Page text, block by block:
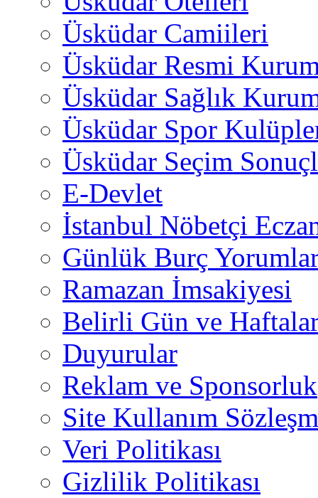
Üsküdar Camiileri
Üsküdar Resmi
Üsküdar Sağlık
Üsküdar Spor
Üsküdar Seçim
E-Devlet
İstanbul Nöbetçi
Günlük Burç
Ramazan İmsakiyesi
Belirli Gün ve
Duyurular
Reklam ve Sponsorluk
Site Kullanım
Veri Politikası
Gizlilik Politikası